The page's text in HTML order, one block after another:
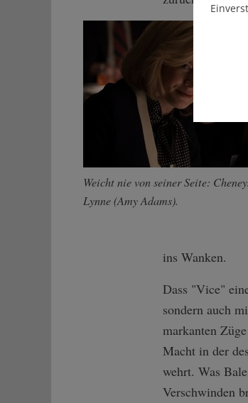
Weicht nie von seiner Seite:
Lynne (Amy Adams).
ins Wanken.
Dass "Vice"
sondern auch
markanten
Macht in der
wehrt. Was
Verschwinden